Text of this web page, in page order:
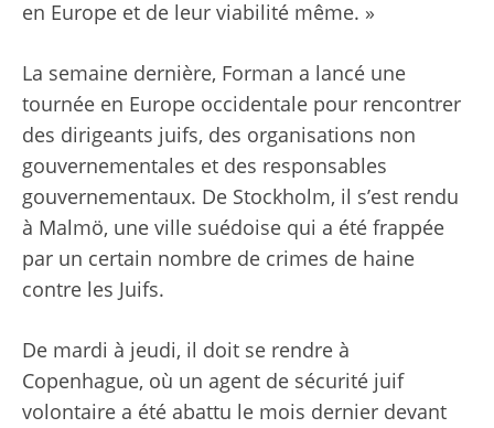
en Europe et de leur viabilité même. »
La semaine dernière, Forman a lancé une
tournée en Europe occidentale pour rencontrer
des dirigeants juifs, des organisations non
gouvernementales et des responsables
gouvernementaux. De Stockholm, il s’est rendu
à Malmö, une ville suédoise qui a été frappée
par un certain nombre de crimes de haine
contre les Juifs.
De mardi à jeudi, il doit se rendre à
Copenhague, où un agent de sécurité juif
volontaire a été abattu le mois dernier devant